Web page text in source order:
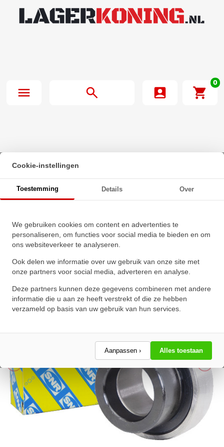
0
Beginpagina· SNR Insert Lager EX210 G2 (50mm)
Cookie-instellingen
Toestemming Details Over
We gebruiken cookies om content en advertenties te
personaliseren, om functies voor social media te bieden en om
ons websiteverkeer te analyseren.
Ook delen we informatie over uw gebruik van onze site met
onze partners voor social media, adverteren en analyse.
Deze partners kunnen deze gegevens combineren met andere
informatie die u aan ze heeft verstrekt of die ze hebben
verzameld op basis van uw gebruik van hun services.
Aanpassen › Alles toestaan
(50mm)
★★★★
★★★★
Schrijf een review!